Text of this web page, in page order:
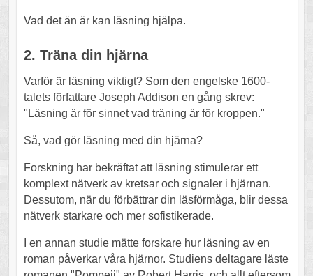
Vad det än är kan läsning hjälpa.
2. Träna din hjärna
Varför är läsning viktigt? Som den engelske 1600-
talets författare Joseph Addison en gång skrev:
"Läsning är för sinnet vad träning är för kroppen."
Så, vad gör läsning med din hjärna?
Forskning har bekräftat att läsning stimulerar ett
komplext nätverk av kretsar och signaler i hjärnan.
Dessutom, när du förbättrar din läsförmåga, blir dessa
nätverk starkare och mer sofistikerade.
I en annan studie mätte forskare hur läsning av en
roman påverkar våra hjärnor. Studiens deltagare läste